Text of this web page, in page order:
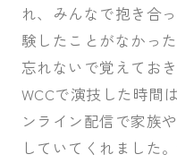
れ、みんなで抱き合
験したことがなかっ
忘れないで覚えておき
WCCで演技した時間
ンライン配信で家族
していてくれました